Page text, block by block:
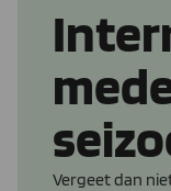
Vergeet dan